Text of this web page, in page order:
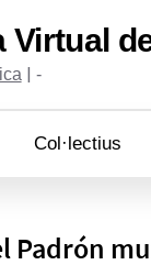
Virtual
| -
Col·lectius
Padrón